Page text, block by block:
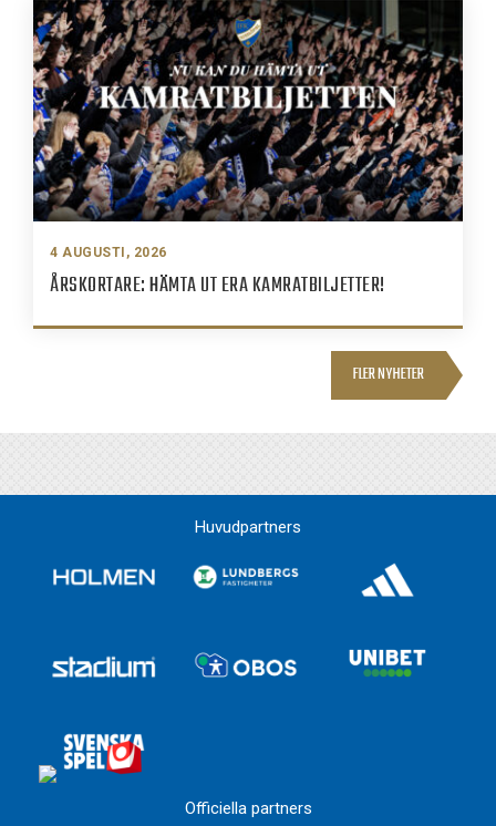
4 AUGUSTI, 2026
ÅRSKORTARE: HÄMTA UT ERA KAMRATBILJETTER!
FLER NYHETER
Huvudpartners
Officiella partners